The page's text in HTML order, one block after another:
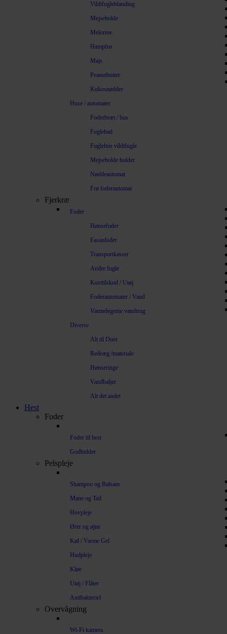
Vildtfugleblanding
Mejsebolde
Melorme
Hampfrø
Majs
Peanutbutter
Kokosnødder
Huse / automater
Foderbræt / hus
Fuglebad
Fuglehus vildtfugle
Mejsebolde holder
Nøddeautomat
Frø foderautomat
Fjerkræ
Foder
Hønsefoder
Fasanfoder
Transportkasser
Andre fugle
Kosttilskud / Utøj
Foderautomater / Vand
Varmelegeme vandtrug
Diverse
Alt til Duer
Redeæg /materiale
Hønseringe
Vandbaljer
Alt det andet
Hest
Foder
Foder til hest
Godbidder
Pelspleje
Shampoo og Balsam
Mane og Tail
Hovpleje
Ører og øjne
Køl / Varme Gel
Hudpleje
Kløe
Utøj / Flåter
Antibakteriel
Overvågning
Wi-Fi kamera